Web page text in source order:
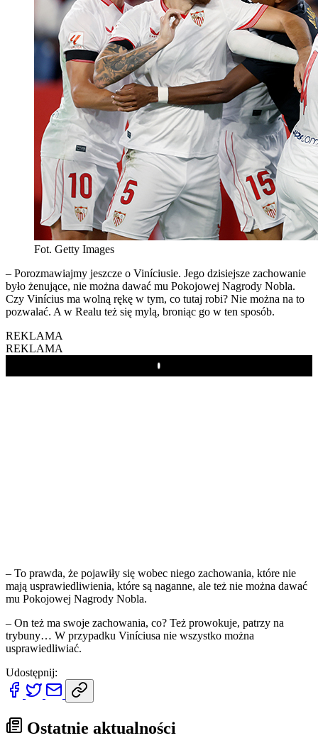
Fot. Getty Images
– Porozmawiajmy jeszcze o Viníciusie. Jego dzisiejsze zachowanie
było żenujące, nie można dawać mu Pokojowej Nagrody Nobla.
Czy Vinícius ma wolną rękę w tym, co tutaj robi? Nie można na to
pozwalać. A w Realu też się mylą, broniąc go w ten sposób.
REKLAMA
REKLAMA
Play
– To prawda, że pojawiły się wobec niego zachowania, które nie
mają usprawiedliwienia, które są naganne, ale też nie można dawać
mu Pokojowej Nagrody Nobla.
– On też ma swoje zachowania, co? Też prowokuje, patrzy na
trybuny… W przypadku Viníciusa nie wszystko można
usprawiedliwiać.
Udostępnij:
Ostatnie aktualności